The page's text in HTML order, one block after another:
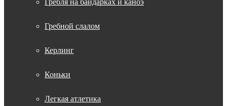
Гребля на байдарках и каноэ
Гребной слалом
Керлинг
Коньки
Легкая атлетика